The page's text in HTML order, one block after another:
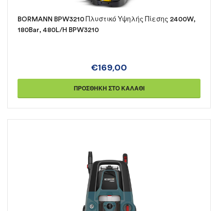
BORMANN BPW3210 Πλυστικό Υψηλής Πίεσης 2400W,
180Bar, 480L/H BPW3210
€169,00
ΠΡΟΣΘΉΚΗ ΣΤΟ ΚΑΛΆΘΙ